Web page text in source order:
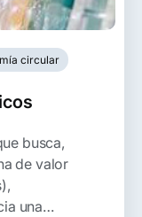
circular
busca,
de valor
una